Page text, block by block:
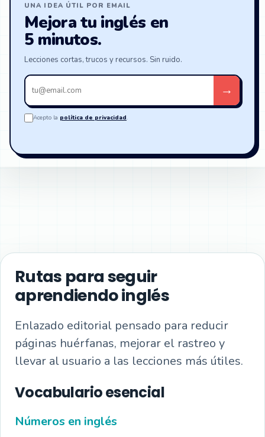
UNA IDEA ÚTIL POR EMAIL
Mejora tu inglés en
5 minutos.
Lecciones cortas, trucos y recursos. Sin ruido.
Tu
email
→
Acepto la política de privacidad.
Rutas para seguir
aprendiendo inglés
Enlazado editorial pensado para reducir
páginas huérfanas, mejorar el rastreo y
llevar al usuario a las lecciones más útiles.
Vocabulario esencial
Números en inglés